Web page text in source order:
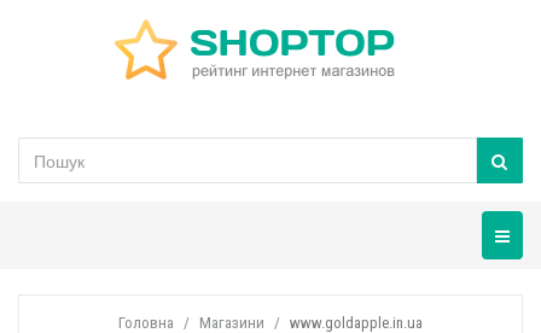
Головна Магазини www.goldapple.in.ua